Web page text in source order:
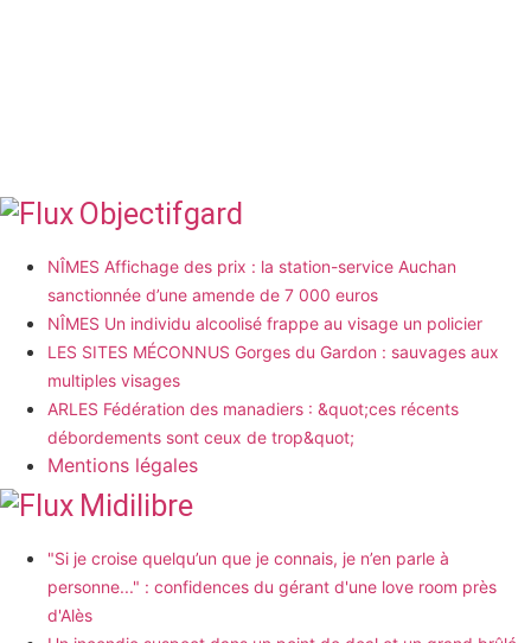
Objectifgard
NÎMES Affichage des prix : la station-service Auchan
sanctionnée d’une amende de 7 000 euros
NÎMES Un individu alcoolisé frappe au visage un policier
LES SITES MÉCONNUS Gorges du Gardon : sauvages aux
multiples visages
ARLES Fédération des manadiers : &quot;ces récents
débordements sont ceux de trop&quot;
Mentions légales
Midilibre
"Si je croise quelqu’un que je connais, je n’en parle à
personne..." : confidences du gérant d'une love room près
d'Alès